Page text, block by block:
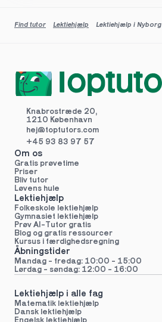
Find tutor Lektiehjælp Lektiehjælp i Nyborg
Knabrostræde 20,
1210 København
hej@toptutors.com
+45 93 83 97 57
Om os
Gratis prøvetime
Priser
Bliv tutor
Løvens hule
Lektiehjælp
Folkeskole lektiehjælp
Gymnasiet lektiehjælp
Prøv AI-Tutor gratis
Blog og gratis ressourcer
Kursus i færdighedsregning
Åbningstider
Mandag - fredag: 10:00 - 15:00
Lørdag - søndag: 12:00 - 16:00
Lektiehjælp i alle fag
Matematik lektiehjælp
Dansk lektiehjælp